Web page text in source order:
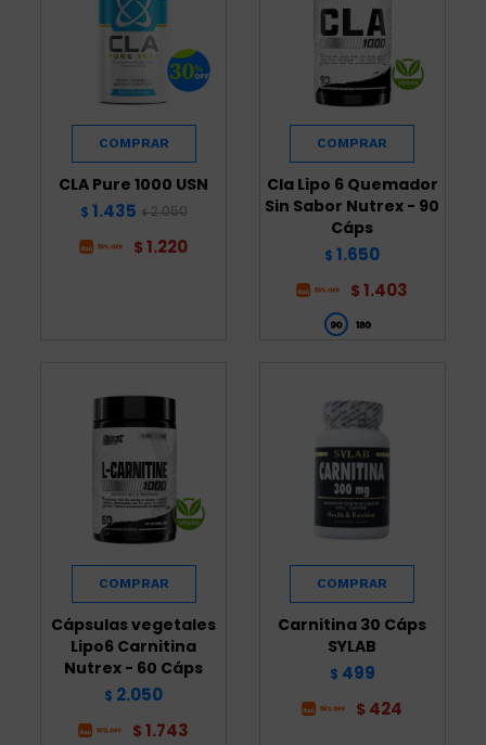
CLA Pure 1000 USN
$ 1.435 $ 2.050
$ 1.220
Cla Lipo 6 Quemador
Sin Sabor Nutrex - 90
Cáps
$ 1.650
$ 1.403
Cápsulas vegetales
Lipo6 Carnitina
Nutrex - 60 Cáps
$ 2.050
$ 1.743
Carnitina 30 Cáps
SYLAB
$ 499
$ 424